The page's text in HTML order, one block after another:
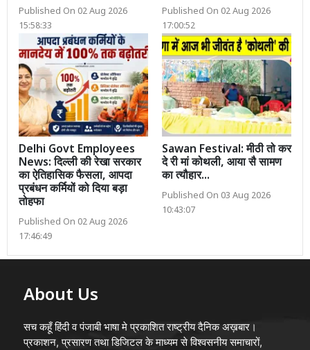
Published On 02 Aug 2026
15:58:33
Published On 02 Aug 2026
17:00:52
Delhi Govt Employees
News: दिल्ली की रेखा सरकार
का ऐतिहासिक फैसला, आपदा
प्रबंधन कर्मियों को दिया बड़ा
तोहफा
Published On 02 Aug 2026
17:46:49
Sawan Festival: मीठी तो कर
दे री मां कोथली, आया सै सामण
का त्यौहार...
Published On 03 Aug 2026
10:43:07
About Us
सच कहूँ हिंदी व पंजाबी भाषा मे प्रकाशित राष्ट्रीय दैनिक अख़बार।
प्रकाशन, प्रसारण तथा डिजिटल के माध्यम से विश्वसनीय समाचारों,